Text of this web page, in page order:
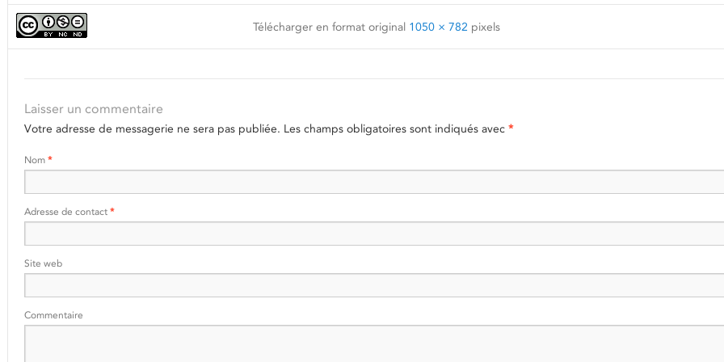
Télécharger en format original 1050 × 782 pixels
Laisser un commentaire
Votre adresse de messagerie ne sera pas publiée. Les champs obligatoires sont indiqués avec *
Nom *
Adresse de contact *
Site web
Commentaire